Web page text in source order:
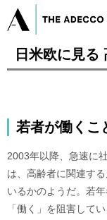
日米欧に見る
若者が働くこ
2003年以降、急速に
は、高齢者に関連す
いるかのようだ。若
「働く」を阻害して